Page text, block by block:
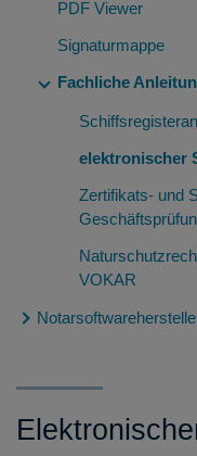
Ersteinrichtung
Genutzte Systeme
Nutzung
FAQ
PDF Viewer
Signaturmappe
Fachliche
elektronischer
Zertifikats- und
VOKAR